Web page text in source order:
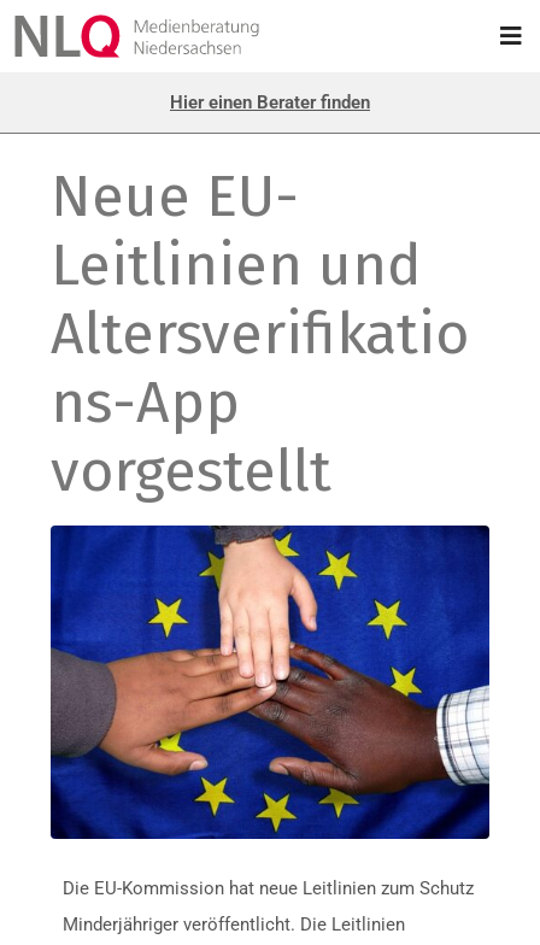
Hier einen Berater finden
Neue EU-
Leitlinien und
Altersverifikatio
ns-App
vorgestellt
Die EU-Kommission hat neue Leitlinien zum Schutz
Minderjähriger veröffentlicht. Die Leitlinien